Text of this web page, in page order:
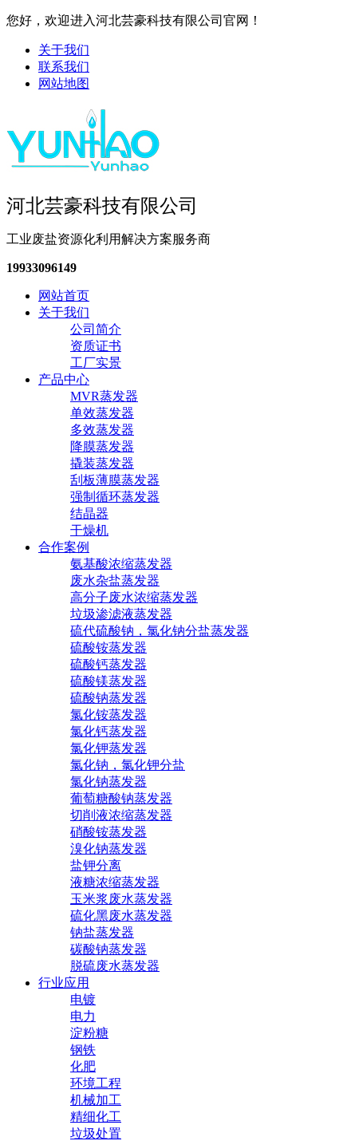
您好，欢迎进入河北芸豪科技有限公司官网！
关于我们
联系我们
网站地图
河北芸豪科技有限公司
工业废盐资源化利用解决方案服务商
19933096149
网站首页
关于我们
公司简介
资质证书
工厂实景
产品中心
MVR蒸发器
单效蒸发器
多效蒸发器
降膜蒸发器
撬装蒸发器
刮板薄膜蒸发器
强制循环蒸发器
结晶器
干燥机
合作案例
氨基酸浓缩蒸发器
废水杂盐蒸发器
高分子废水浓缩蒸发器
垃圾渗滤液蒸发器
硫代硫酸钠，氯化钠分盐蒸发器
硫酸铵蒸发器
硫酸钙蒸发器
硫酸镁蒸发器
硫酸钠蒸发器
氯化铵蒸发器
氯化钙蒸发器
氯化钾蒸发器
氯化钠，氯化钾分盐
氯化钠蒸发器
葡萄糖酸钠蒸发器
切削液浓缩蒸发器
硝酸铵蒸发器
溴化钠蒸发器
盐钾分离
液糖浓缩蒸发器
玉米浆废水蒸发器
硫化黑废水蒸发器
钠盐蒸发器
碳酸钠蒸发器
脱硫废水蒸发器
行业应用
电镀
电力
淀粉糖
钢铁
化肥
环境工程
机械加工
精细化工
垃圾处置